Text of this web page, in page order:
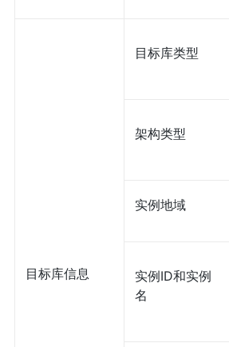
目标库信息
目标库类型
架构类型
实例地域
实例ID和实例
名